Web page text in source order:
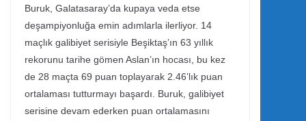
Buruk, Galatasaray’da kupaya veda etse
deşampiyonluğa emin adımlarla ilerliyor. 14
maçlık galibiyet serisiyle Beşiktaş’ın 63 yıllık
rekorunu tarihe gömen Aslan’ın hocası, bu kez
de 28 maçta 69 puan toplayarak 2.46’lık puan
ortalaması tutturmayı başardı. Buruk, galibiyet
serisine devam ederken puan ortalamasını